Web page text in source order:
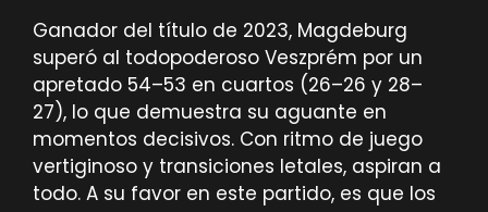
Ganador del título de 2023, Magdeburg
superó al todopoderoso Veszprém por un
apretado 54–53 en cuartos (26–26 y 28–
27), lo que demuestra su aguante en
momentos decisivos. Con ritmo de juego
vertiginoso y transiciones letales, aspiran a
todo. A su favor en este partido, es que los